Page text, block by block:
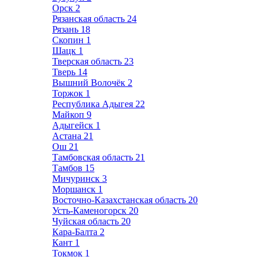
Орск 2
Рязанская область 24
Рязань 18
Скопин 1
Шацк 1
Тверская область 23
Тверь 14
Вышний Волочёк 2
Торжок 1
Республика Адыгея 22
Майкоп 9
Адыгейск 1
Астана 21
Ош 21
Тамбовская область 21
Тамбов 15
Мичуринск 3
Моршанск 1
Восточно-Казахстанская область 20
Усть-Каменогорск 20
Чуйская область 20
Кара-Балта 2
Кант 1
Токмок 1